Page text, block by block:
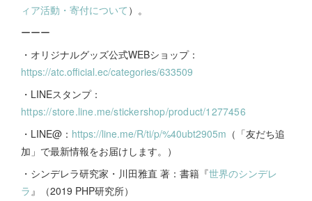
ィア活動・寄付について ）。
ーーー
・オリジナルグッズ公式WEBショップ：
https://atc.official.ec/categories/633509
・LINEスタンプ：
https://store.line.me/stickershop/product/1277456
・LINE@： https://line.me/R/ti/p/%40ubt2905m （「友だち追
加」で最新情報をお届けします。）
・シンデレラ研究家・川田雅直 著：書籍『世界のシンデレ
ラ 』（2019 PHP研究所）